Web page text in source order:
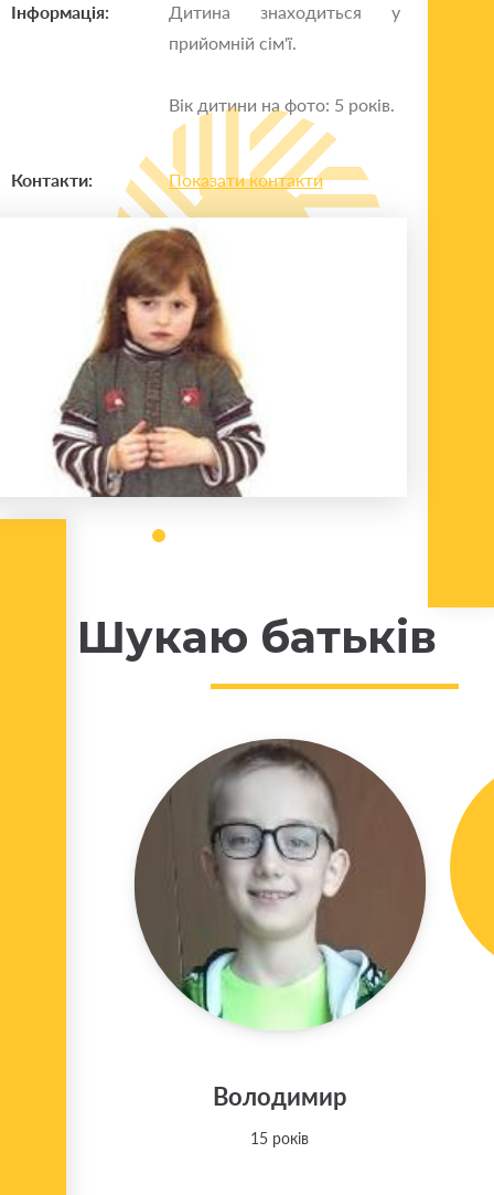
Інформація:
Дитина знаходиться у
прийомній сім'ї.
Вік дитини на фото: 5 років.
Контакти: Показати контакти
Шукаю батьків
Володимир
15 років